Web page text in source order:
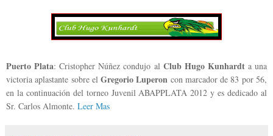
Puerto Plata: Cristopher Núñez condujo al Club Hugo Kunhardt a una
victoria aplastante sobre elGregorio Luperon con marcador de 83 por 56,
en la continuación del torneo Juvenil ABAPPLATA 2012 y es dedicado al
Sr. Carlos Almonte. Leer Mas